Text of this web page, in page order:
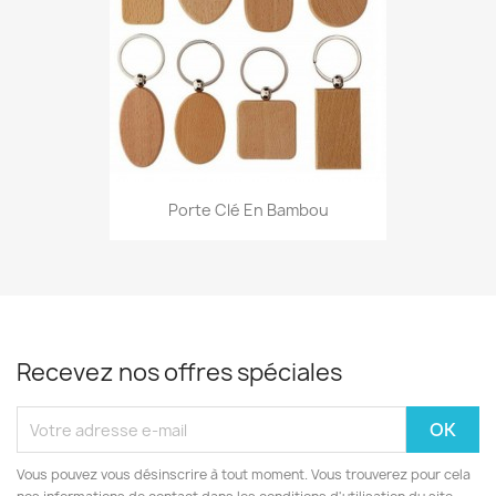
Porte Clé En Bambou
Recevez nos offres spéciales
Vous pouvez vous désinscrire à tout moment. Vous trouverez pour cela